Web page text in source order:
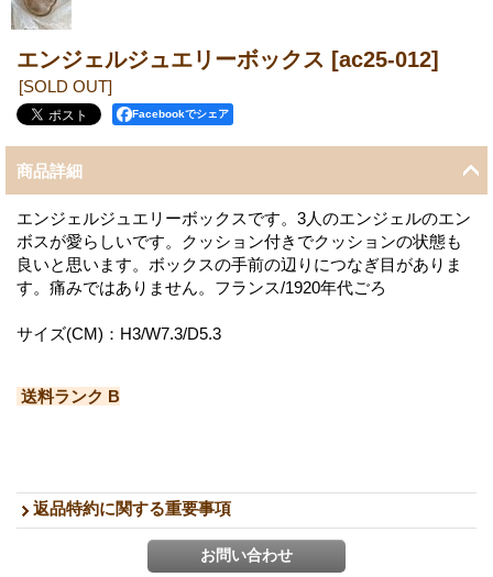
エンジェルジュエリーボックス [ac25-012]
[SOLD OUT]
Facebookでシェア
商品詳細
エンジェルジュエリーボックスです。3人のエンジェルのエン
ボスが愛らしいです。クッション付きでクッションの状態も
良いと思います。ボックスの手前の辺りにつなぎ目がありま
す。痛みではありません。フランス/1920年代ごろ
サイズ(CM)：H3/W7.3/D5.3
送料ランク B
返品特約に関する重要事項